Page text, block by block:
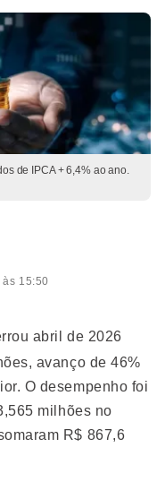
de IPCA + 6,4% ao ano.
15:50
abril de 2026
avanço de 46%
O desempenho foi
milhões no
R$ 867,6